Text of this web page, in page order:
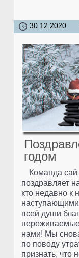
30.12.2020
годом
Команда
поздравляет
кто недавно к
всей души
переживаемые
нами! Мы
по поводу
признать, что